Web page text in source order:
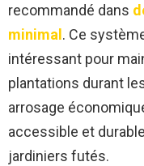
recommandé dans
minimal. Ce
intéressant pour
plantations durant
arrosage
accessible et
jardiniers futés.